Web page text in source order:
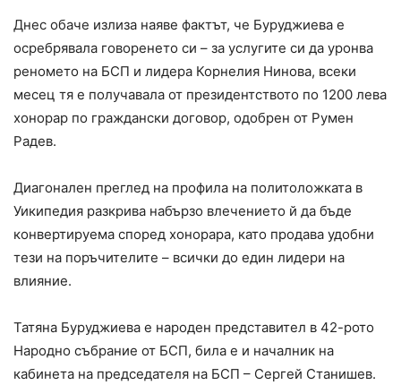
Днес обаче излиза наяве фактът, че Буруджиева е
осребрявала говоренето си – за услугите си да уронва
реномето на БСП и лидера Корнелия Нинова, всеки
месец тя е получавала от президентството по 1200 лева
хонорар по граждански договор, одобрен от Румен
Радев.
Диагонален преглед на профила на политоложката в
Уикипедия разкрива набързо влечението й да бъде
конвертируема според хонорара, като продава удобни
тези на поръчителите – всички до един лидери на
влияние.
Татяна Буруджиева е народен представител в 42-рото
Народно събрание от БСП, била е и началник на
кабинета на председателя на БСП – Сергей Станишев.